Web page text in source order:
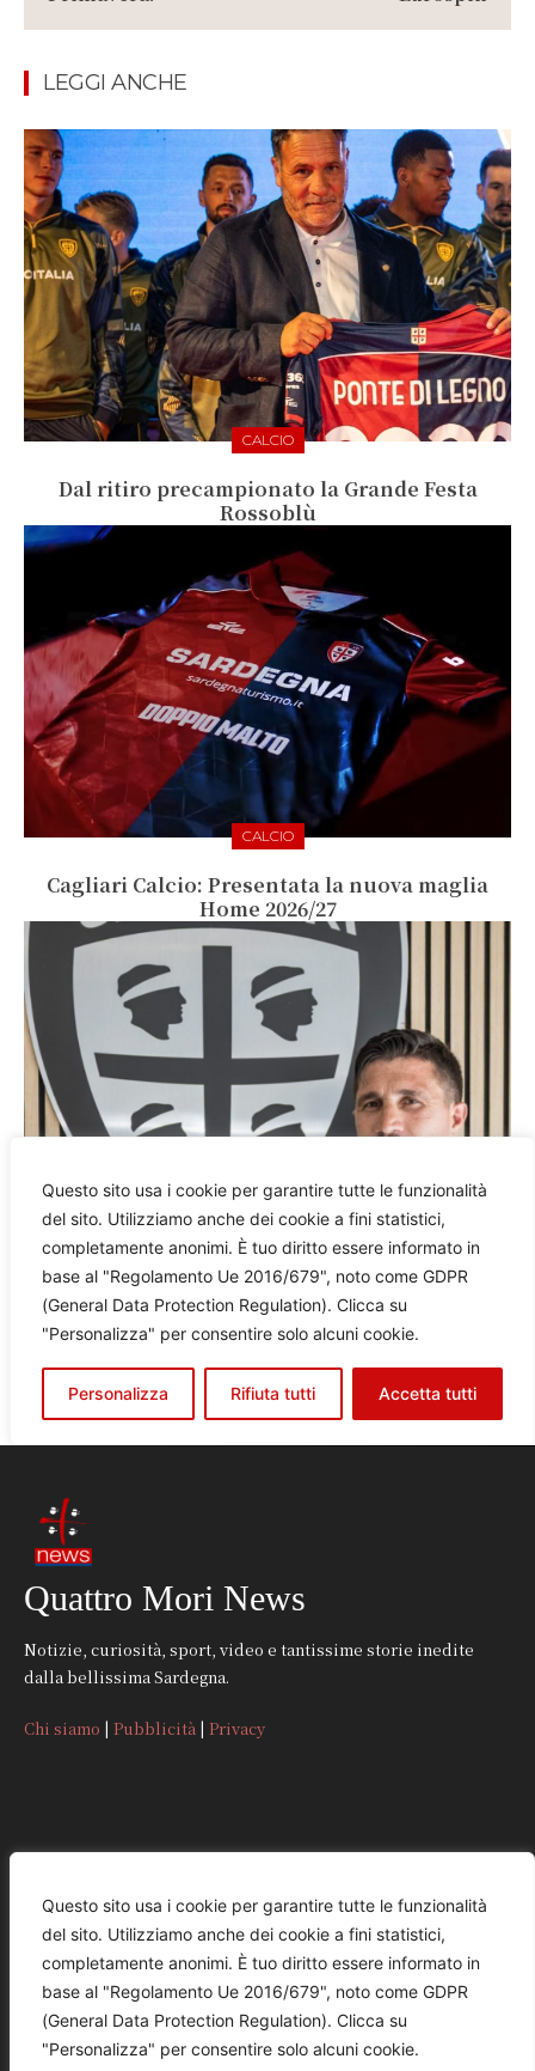
Questo sito usa i cookie per garantire tutte le funzionalità
del sito. Utilizziamo anche dei cookie a fini statistici,
completamente anonimi. È tuo diritto essere informato in
base al "Regolamento Ue 2016/679", noto come GDPR
(General Data Protection Regulation). Clicca su
"Personalizza" per consentire solo alcuni cookie.
Quattro Mori News
Notizie, curiosità, sport, video e tantissime storie inedite
dalla bellissima Sardegna.
Chi siamo | Pubblicità | Privacy
CONTATTI
REDAZIONE
redazione@quattromorinews.it
COMMERCIALE
commerciale@quattromorinews.it